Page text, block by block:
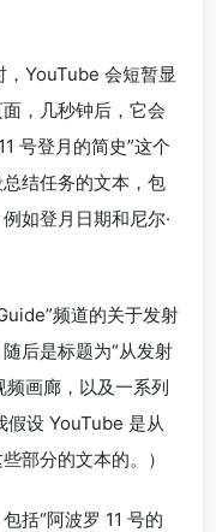
，YouTube 会短暂显
，几秒钟后，它会
号登月的简史”这个
结任务的文本，包
如登月日期和尼尔·
频道的关于发射
后是标题为“从发射
频画廊，以及一系列
假设 YouTube 是从
部分的文本的。）
括“阿波罗 11 号的